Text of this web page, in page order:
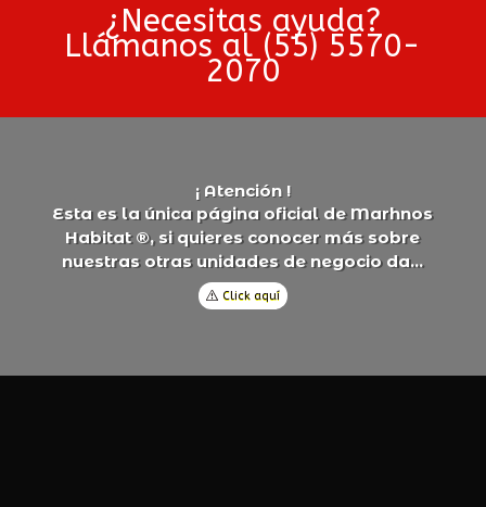
¿Necesitas ayuda?
Llámanos al (55) 5570-
2070
¡ Atención !
Esta es la única página oficial de Marhnos
Habitat ®, si quieres conocer más sobre
nuestras otras unidades de negocio da...
Click aquí